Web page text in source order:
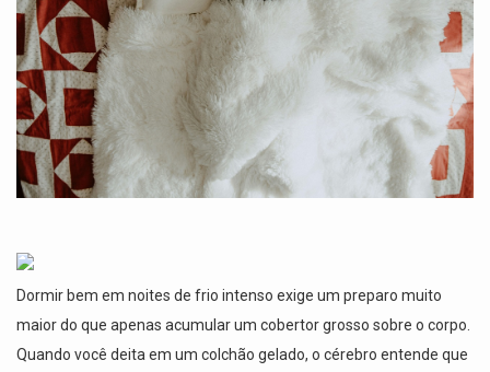
Dormir bem em noites de frio intenso exige um preparo muito
maior do que apenas acumular um cobertor grosso sobre o corpo.
Quando você deita em um colchão gelado, o cérebro entende que